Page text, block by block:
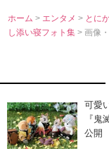
ホーム > エンタメ> とに
し添い寝フォト集> 画像
可愛
『
公開